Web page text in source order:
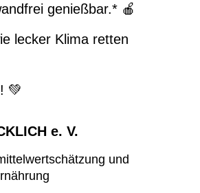
genießbar.* 🍎
lecker Klima retten
💚
e. V.
und